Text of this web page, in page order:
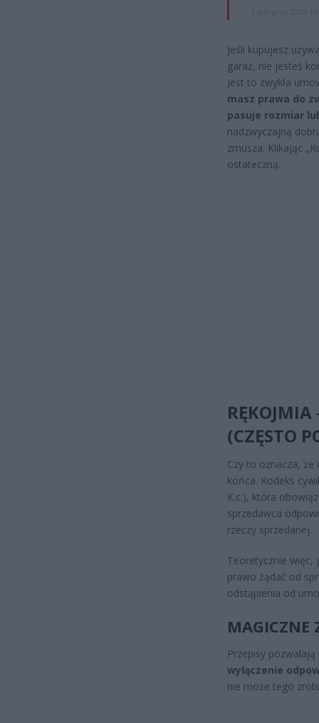
Jeśli kupujesz
garaż, nie jesteś
Jest to zwykła
masz prawa do
pasuje rozmiar
nadzwyczajną
zmusza. Klikając
ostateczną.
(CZĘSTO
Czy to oznacza, że
końca. Kodeks
K.c.), która
sprzedawca
rzeczy sprzedanej.
Teoretycznie więc,
prawo żądać od
odstąpienia od
MAGICZNE
Przepisy
wyłączenie
nie może tego